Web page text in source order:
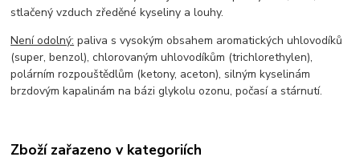
stlačený vzduch zředěné kyseliny a louhy.
Není odolný: paliva s vysokým obsahem aromatických uhlovodíků
(super, benzol), chlorovaným uhlovodíkům (trichlorethylen),
polárním rozpouštědlům (ketony, aceton), silným kyselinám
brzdovým kapalinám na bázi glykolu ozonu, počasí a stárnutí.
Zboží zařazeno v kategoriích